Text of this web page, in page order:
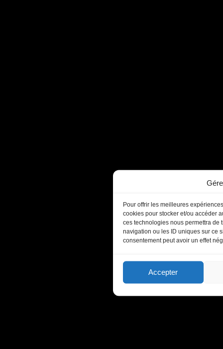
Pour offrir les meilleures
cookies pour stocker et/ou accéder
ces technologies nous permettra de
navigation ou les ID uniques sur ce
consentement peut avoir un effet
Accepter